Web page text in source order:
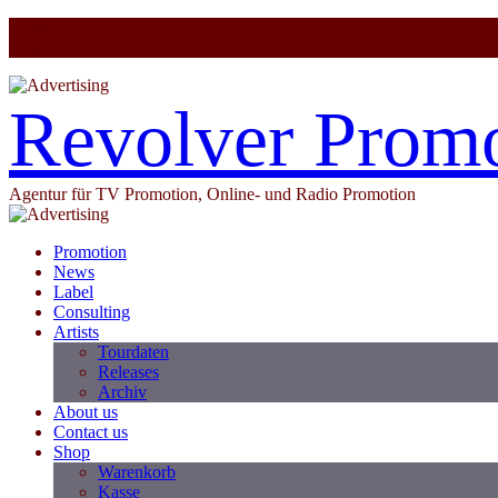
Revolver
Agentur für TV Promotion, Online- und Radio Promotion
Promotion
News
Label
Consulting
Artists
Tourdaten
Releases
Archiv
About us
Contact us
Shop
Warenkorb
Kasse